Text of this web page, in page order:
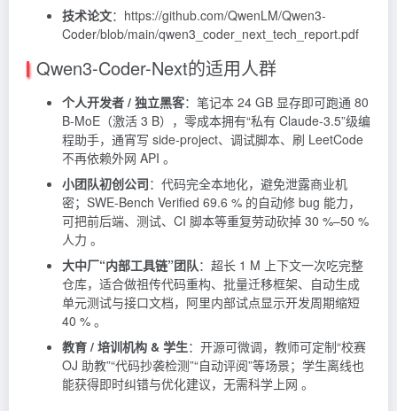
技术论文：https://github.com/QwenLM/Qwen3-
Coder/blob/main/qwen3_coder_next_tech_report.pdf
Qwen3-Coder-Next的适用人群
个人开发者 / 独立黑客：笔记本 24 GB 显存即可跑通 80
B-MoE（激活 3 B），零成本拥有“私有 Claude-3.5”级编
程助手，通宵写 side-project、调试脚本、刷 LeetCode
不再依赖外网 API 。
小团队初创公司：代码完全本地化，避免泄露商业机
密；SWE-Bench Verified 69.6 % 的自动修 bug 能力，
可把前后端、测试、CI 脚本等重复劳动砍掉 30 %–50 %
人力 。
大中厂“内部工具链”团队：超长 1 M 上下文一次吃完整
仓库，适合做祖传代码重构、批量迁移框架、自动生成
单元测试与接口文档，阿里内部试点显示开发周期缩短
40 % 。
教育 / 培训机构 & 学生：开源可微调，教师可定制“校赛
OJ 助教”“代码抄袭检测”“自动评阅”等场景；学生离线也
能获得即时纠错与优化建议，无需科学上网 。